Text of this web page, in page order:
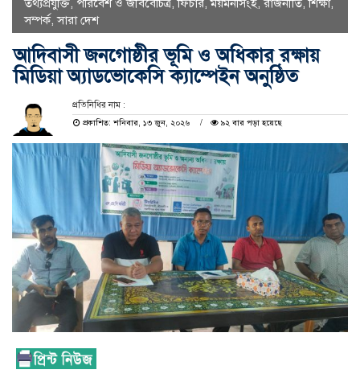
তথ্যপ্রযুক্তি, পরিবেশ ও জীববৈচিত্র,ফিচার,ময়মনসিংহ, রাজনীতি,শিক্ষা,
সম্পর্ক,সারা দেশ
আদিবাসী জনগোষ্ঠীর ভূমি ও অধিকার রক্ষায়
মিডিয়া অ্যাডভোকেসি ক্যাম্পেইন অনুষ্ঠিত
প্রতিনিধির নাম :
প্রকাশিত: শনিবার, ১৩ জুন, ২০২৬
৯২ বার পড়া হয়েছে